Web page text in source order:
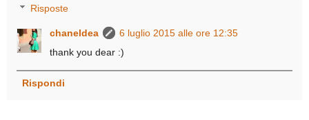
Risposte
chaneldea
6 luglio 2015 alle ore 12:35
thank you dear :)
Rispondi